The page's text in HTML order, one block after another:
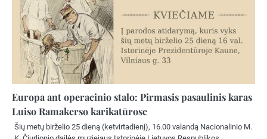
Europa ant operacinio stalo: Pirmasis pasaulinis karas
Luiso Ramakerso karikatūrose
Šių metų birželio 25 dieną (ketvirtadienį), 16.00 valandą Nacionalinio M.